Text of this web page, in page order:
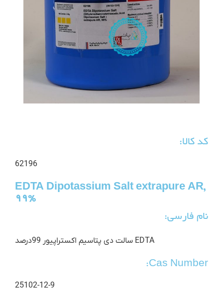
کد کالا:
62196
EDTA Dipotassium Salt extrapure AR,
99%
نام فارسی:
EDTA سالت دی پتاسیم اکستراپیور 99درصد
Cas Number:
25102-12-9